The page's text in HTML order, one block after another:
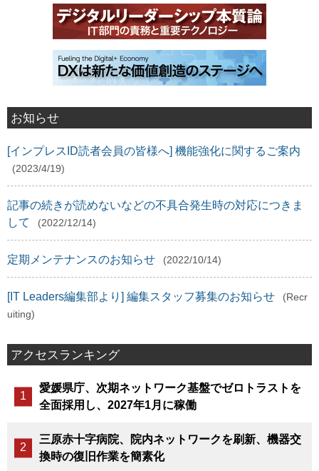
お知らせ
[インプレスID読者会員の皆様へ] 機能強化に関するご案内
(2023/4/19)
記事の続きが読めないなどの不具合発生時の対応につきま
して
(2022/12/14)
定期メンテナンスのお知らせ (2022/10/14)
[IT Leaders編集部より] 編集スタッフ募集のお知らせ
(Recr
uiting)
アクセスランキング
愛媛県庁、次期ネットワーク基盤でゼロトラストを
全面採用し、2027年1月に稼働
三原赤十字病院、院内ネットワークを刷新、機器交
換時の復旧作業を簡素化